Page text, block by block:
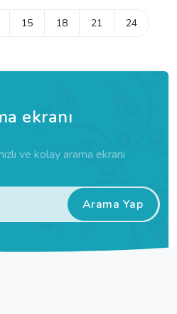
15 18 21 24
ekranı
ve kolay arama ekranı
Arama Yap